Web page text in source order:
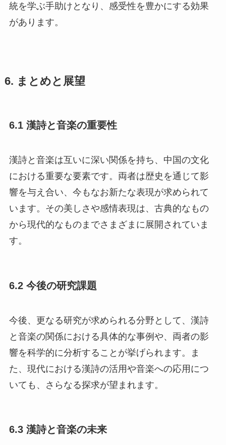
統を学ぶ手助けとなり、感受性を豊かにする効果
があります。
6. まとめと展望
6.1 漢詩と音楽の重要性
漢詩と音楽は互いに深い関係を持ち、中国の文化
における重要な要素です。両者は歴史を通じて影
響を与え合い、今もなお新たな表現が求められて
います。その美しさや感情表現は、古典的なもの
から現代的なものまでさまざまに展開されていま
す。
6.2 今後の研究課題
今後、更なる研究が求められる分野として、漢詩
と音楽の関係における具体的な事例や、両者の影
響を科学的に分析することが挙げられます。ま
た、現代における漢詩の活用や音楽への応用につ
いても、さらなる探求が望まれます。
6.3 漢詩と音楽の未来